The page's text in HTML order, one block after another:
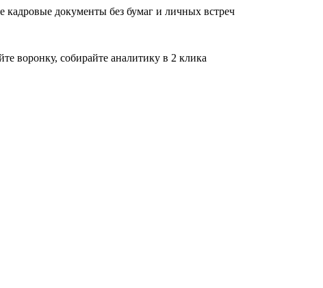
кадровые документы без бумаг и личных встреч
воронку, собирайте аналитику в 2 клика